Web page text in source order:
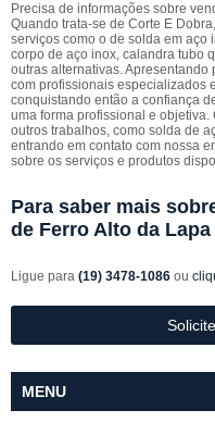
Precisa de informações sobre
Quando trata-se de Corte E
serviços como o de solda em
corpo de aço inox, calandra tubo
outras alternativas.
com profissionais especializados
conquistando então a confiança
uma forma profissional e
outros trabalhos, como solda de
entrando em contato com nossa
sobre os serviços e produtos
Para saber mais
de Ferro Alto da Lapa
Ligue para (19) 3478-1086 ou
MENU